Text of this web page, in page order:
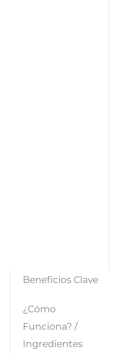
Beneficios Clave
¿Cómo
Funciona? /
Ingredientes